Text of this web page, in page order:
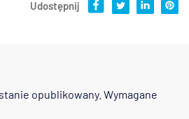
Udostępnij
opublikowany. Wymagane